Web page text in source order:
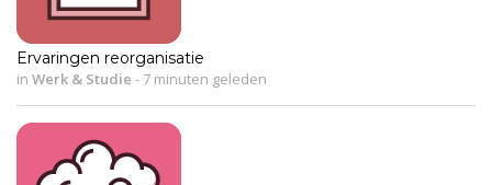
Ervaringen reorganisatie
in Werk & Studie - 7 minuten geleden